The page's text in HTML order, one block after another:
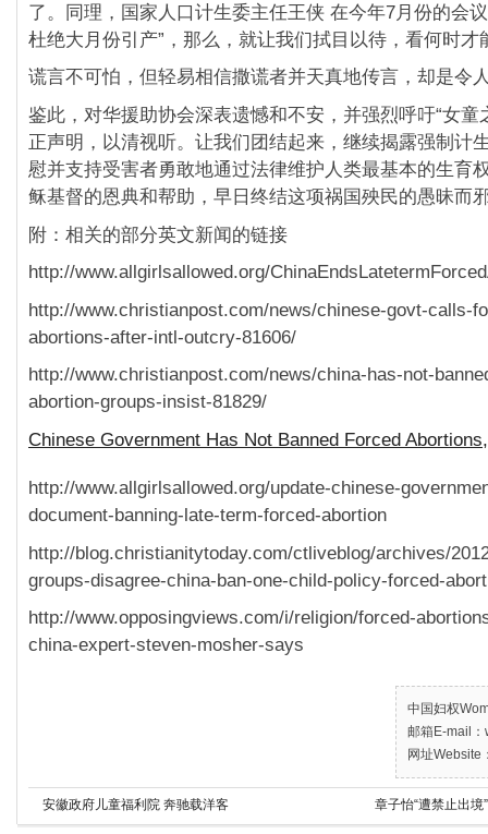
了。同理，国家人口计生委主任王侠 在今年7月份的会
杜绝大月份引产”，那么，就让我们拭目以待，看何时才
谎言不可怕，但轻易相信撒谎者并天真地传言，却是令
鉴此，对华援助协会深表遗憾和不安，并强烈呼吁“女童
正声明，以清视听。让我们团结起来，继续揭露强制计
慰并支持受害者勇敢地通过法律维护人类最基本的生育
稣基督的恩典和帮助，早日终结这项祸国殃民的愚昧而
附：相关的部分英文新闻的链接
http://www.allgirlsallowed.org/
http://www.christianpost.com/news/chinese-govt-calls-
abortions-after-intl-outcry-81606/
http://www.christianpost.com/news/china-has-not-
abortion-groups-insist-81829/
Chinese Government Has Not Banned Forced
http://www.allgirlsallowed.org/update-chinese-
document-banning-late-term-forced-abortion
http://blog.christianitytoday.com/ctliveblog/archives/
groups-disagree-china-ban-one-child-policy-forced-
http://www.opposingviews.com/i/religion/forced-
china-expert-steven-mosher-says
中国妇权
邮箱E-mail
网址Website
安徽政府儿童福利院 奔驰载洋客 章子怡“遭禁止出